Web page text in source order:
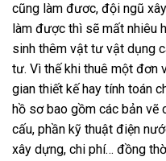
cũng làm đươc, đội ngũ
làm được thì sẽ mất nhiêu
sinh thêm vật tư vật dụng
tư. Vì thế khi thuê một đơn
gian thiết kế hay tính toán
hồ sơ bao gồm các bản vẽ
cấu, phần kỹ thuật điện
xây dựng, chi phí… đồng